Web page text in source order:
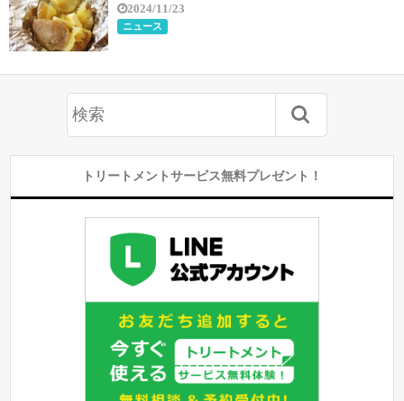
2024/11/23
ニュース
トリートメントサービス無料プレゼント！